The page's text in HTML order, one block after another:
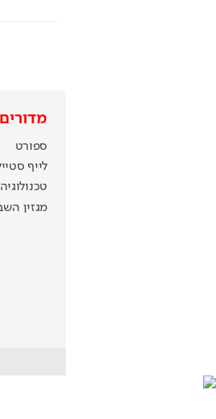
מדורים
ספורט
לייף
מגזין